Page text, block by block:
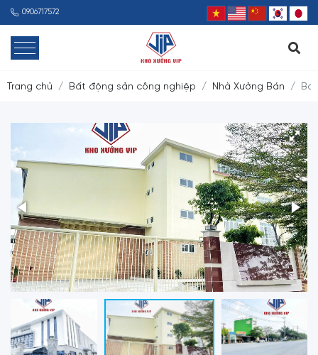
0906717572
Trang chủ Bất động sản công nghiệp Nhà Xưởng Bán